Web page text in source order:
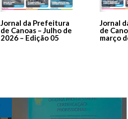
Jornal da Prefeitura
de Canoas – Julho de
2026 – Edição 05
Jornal
de
março